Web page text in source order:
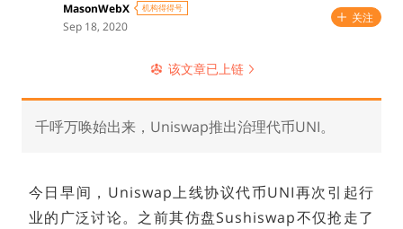
MasonWebX 机构得得号
Sep 18, 2020
关注
该文章已上链
千呼万唤始出来，Uniswap推出治理代币UNI。
今日早间，Uniswap上线协议代币UNI再次引起行
业的广泛讨论。之前其仿盘Sushiswap不仅抢走了